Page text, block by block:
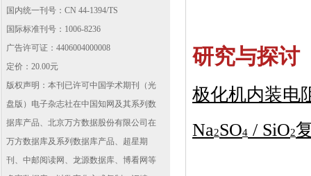
国内统一刊号：CN 44-1394/TS
国际标准刊号：1006-8236
广告许可证：4406004000008
定价：20.00元
版权声明：本刊已许可中国学术期刊（光
盘版）电子杂志社在中国知网及其系列数
据库产品、北京万方数据股份有限公司在
万方数据库及系列数据库产品、超星期
刊、中邮阅读网、龙源数据库、博看网等
研究与探讨
极化机内装电
Na2SO4 / SiO2